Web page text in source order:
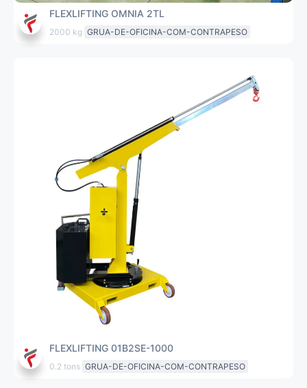
FLEXLIFTING OMNIA 2TL
2000 kg GRUA-DE-OFICINA-COM-CONTRAPESO
FLEXLIFTING 01B2SE-1000
0.2 tons GRUA-DE-OFICINA-COM-CONTRAPESO